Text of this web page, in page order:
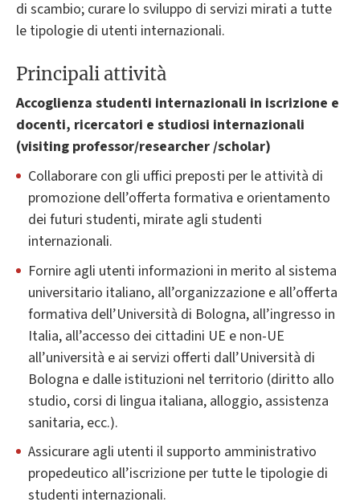
di scambio; curare lo sviluppo di servizi mirati a tutte
le tipologie di utenti internazionali.
Principali attività
Accoglienza studenti internazionali in iscrizione e
docenti, ricercatori e studiosi internazionali
(visiting professor/researcher /scholar)
Collaborare con gli uffici preposti per le attività di
promozione dell’offerta formativa e orientamento
dei futuri studenti, mirate agli studenti
internazionali.
Fornire agli utenti informazioni in merito al sistema
universitario italiano, all’organizzazione e all’offerta
formativa dell’Università di Bologna, all’ingresso in
Italia, all’accesso dei cittadini UE e non-UE
all’università e ai servizi offerti dall’Università di
Bologna e dalle istituzioni nel territorio (diritto allo
studio, corsi di lingua italiana, alloggio, assistenza
sanitaria, ecc.).
Assicurare agli utenti il supporto amministrativo
propedeutico all’iscrizione per tutte le tipologie di
studenti internazionali.